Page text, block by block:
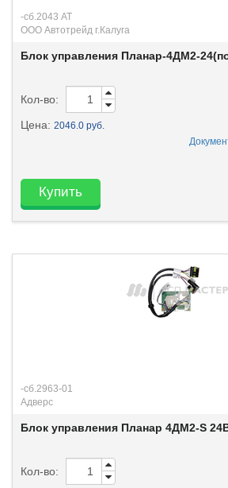
-сб.2043 АТ
ООО Автотрейд г.Калуга
Блок управления Планар-4ДМ2-
Кол-во:
Цена: 2046.0 руб.
Купить
-сб.2963-01
Адверс
Блок управления Планар 4ДМ2-S
Кол-во: